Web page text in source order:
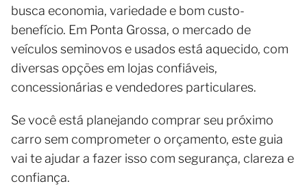
busca economia, variedade e bom custo-
benefício. Em Ponta Grossa, o mercado de
veículos seminovos e usados está aquecido, com
diversas opções em lojas confiáveis,
concessionárias e vendedores particulares.
Se você está planejando comprar seu próximo
carro sem comprometer o orçamento, este guia
vai te ajudar a fazer isso com segurança, clareza e
confiança.